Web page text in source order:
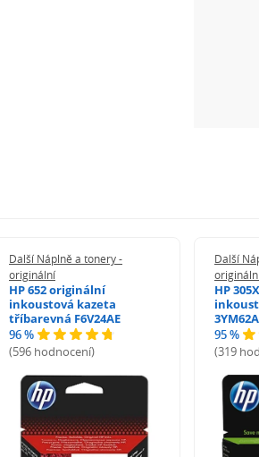
Další Náplně a tonery -
originální
HP 652 originální
inkoustová kazeta
tříbarevná F6V24AE
96 %
(596 hodnocení)
Další
HP
95 %
(319